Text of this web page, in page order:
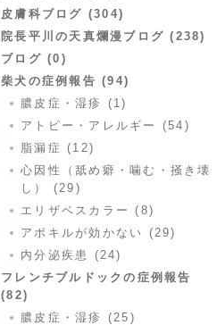
皮膚科ブログ (304)
院長平川の天真爛漫ブログ (238)
ブログ (0)
柴犬の症例報告 (94)
膿皮症・湿疹 (1)
アトピー・アレルギー (54)
脂漏症 (12)
心因性（舐め癖・噛む・掻き壊
し） (29)
エリザベスカラー (8)
アポキルが効かない (29)
内分泌疾患 (24)
フレンチブルドックの症例報告
(82)
膿皮症・湿疹 (25)